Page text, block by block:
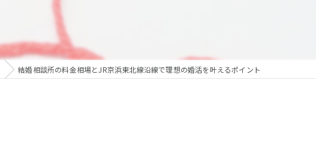
無料相談
結婚相談所の料金相場とJR京浜東北線沿線で理想の婚活を叶えるポイント